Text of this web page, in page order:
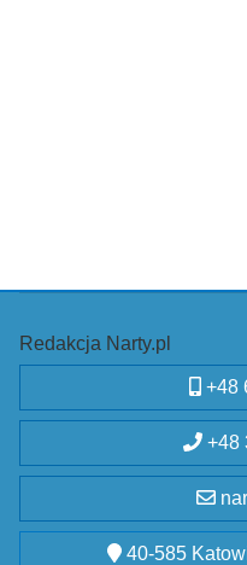
Redakcja Narty.pl
+48
+48
40-585